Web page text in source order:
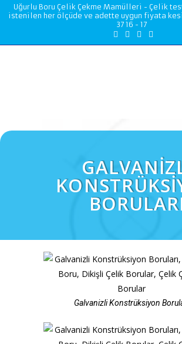
Uğurlu Boru Çelik Çekme Mamülleri - Çelik
istenilen her ölçüde ve adette uygun fiyata
37 16 - 17
Galvanizli Konstrüksiyon